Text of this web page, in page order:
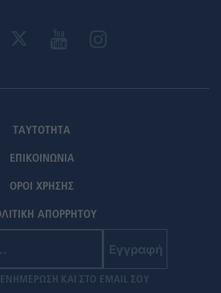
ΤΑΥΤΟΤΗΤΑ
ΕΠΙΚΟΙΝΩΝΙΑ
ΟΡΟΙ ΧΡΗΣΗΣ
ΑΠΟΡΡΗΤΟΥ
Εγγραφή
ΚΑΙ ΣΤΟ EMAIL ΣΟΥ